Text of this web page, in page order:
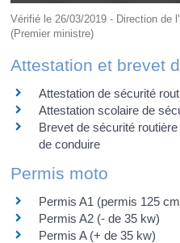
Vérifié le 26/03/2019 - Direction de
(Premier ministre)
Attestation et brevet
Attestation de sécurité
Attestation scolaire de
Brevet de sécurité
de conduire
Permis moto
Permis A1 (permis 125
Permis A2 (- de 35 kw)
Permis A (+ de 35 kw)